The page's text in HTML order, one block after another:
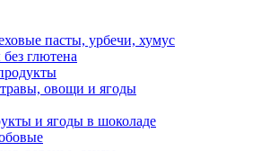
пасты, урбечи, хумус
глютена
овощи и ягоды
и ягоды в шоколаде